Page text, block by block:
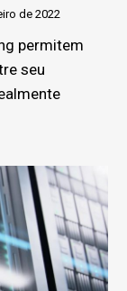
de 2022
permitem
seu